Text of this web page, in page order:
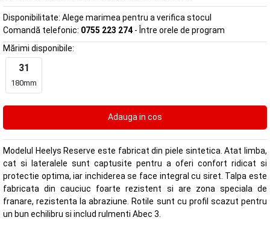
Disponibilitate: Alege marimea pentru a verifica stocul
Comandă telefonic: 0755 223 274 - Între orele de program
Mărimi disponibile:
31
180mm
Modelul Heelys Reserve este fabricat din piele sintetica. Atat limba,
cat si lateralele sunt captusite pentru a oferi confort ridicat si
protectie optima, iar inchiderea se face integral cu siret. Talpa este
fabricata din cauciuc foarte rezistent si are zona speciala de
franare, rezistenta la abraziune. Rotile sunt cu profil scazut pentru
un bun echilibru si includ rulmenti Abec 3.